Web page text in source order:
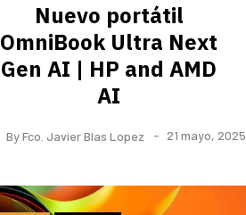
Nuevo portátil
OmniBook Ultra ​Next
Gen AI | HP and AMD
AI
ByFco. Javier Blas Lopez 21 mayo, 2025